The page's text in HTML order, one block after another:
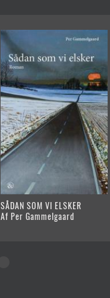
SÅDAN SOM VI ELSKER
Af Per Gammelgaard